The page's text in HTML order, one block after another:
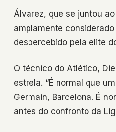
Álvarez, que se juntou
amplamente
despercebido pela elite
O técnico do Atlético,
estrela. “É normal que
Germain, Barcelona. É
antes do confronto da